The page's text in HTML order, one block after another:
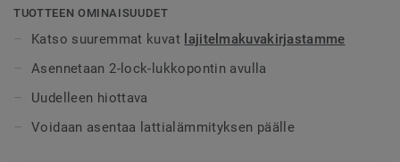
TUOTTEEN OMINAISUUDET
Katso suuremmat kuvat lajitelmakuvakirjastamme
Asennetaan 2-lock-lukkopontin avulla
Uudelleen hiottava
Voidaan asentaa lattialämmityksen päälle